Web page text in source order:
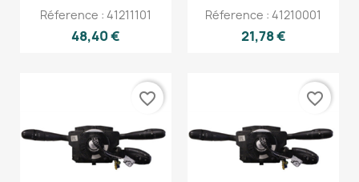
Réference : 41211101
48,40 €
Réference : 41210001
21,78 €
favorite_border favorite_border